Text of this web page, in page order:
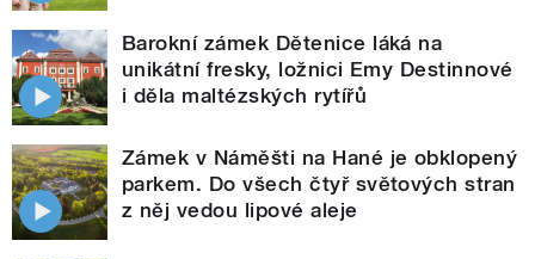
Barokní zámek Dětenice láká na
unikátní fresky, ložnici Emy Destinnové
i děla maltézských rytířů
Zámek v Náměšti na Hané je obklopený
parkem. Do všech čtyř světových stran
z něj vedou lipové aleje